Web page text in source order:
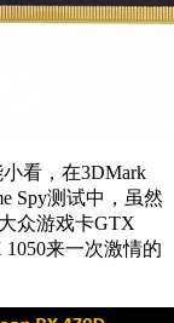
看，在3DMark
Spy测试中，虽然
众游戏卡GTX
来一次激情的